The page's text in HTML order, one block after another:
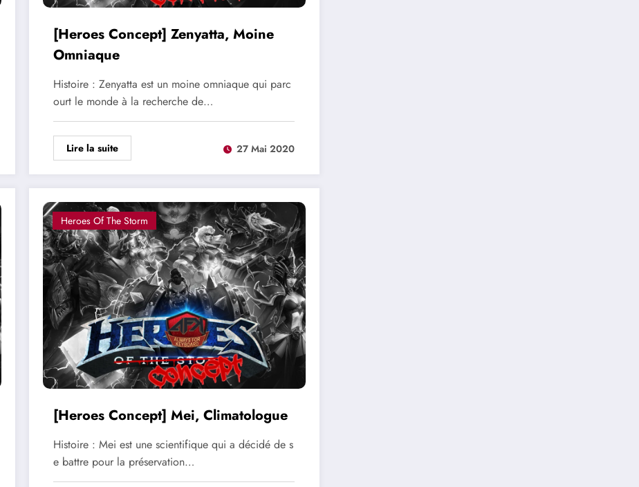
[Heroes Concept] Zenyatta, Moine
Omniaque
Histoire : Zenyatta est un moine omniaque qui parc
ourt le monde à la recherche de…
Lire la suite 27 Mai 2020
Heroes Of The Storm
[Heroes Concept] Mei, Climatologue
Histoire : Mei est une scientifique qui a décidé de s
e battre pour la préservation…